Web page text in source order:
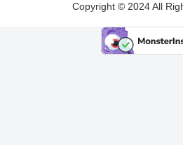
Copyright © 2024 All